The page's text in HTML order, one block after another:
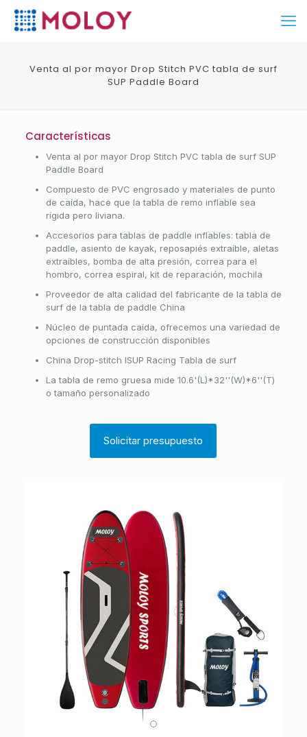
Venta al por mayor Drop Stitch PVC tabla de surf
SUP Paddle Board
Características
Venta al por mayor Drop Stitch PVC tabla de surf SUP
Paddle Board
Compuesto de PVC engrosado y materiales de punto
de caída, hace que la tabla de remo inflable sea
rígida pero liviana.
Accesorios para tablas de paddle inflables: tabla de
paddle, asiento de kayak, reposapiés extraíble, aletas
extraíbles, bomba de alta presión, correa para el
hombro, correa espiral, kit de reparación, mochila
Proveedor de alta calidad del fabricante de la tabla de
surf de la tabla de paddle China
Núcleo de puntada caída, ofrecemos una variedad de
opciones de construcción disponibles
China Drop-stitch ISUP Racing Tabla de surf
La tabla de remo gruesa mide 10.6'(L)*32''(W)*6''(T)
o tamaño personalizado
Solicitar presupuesto